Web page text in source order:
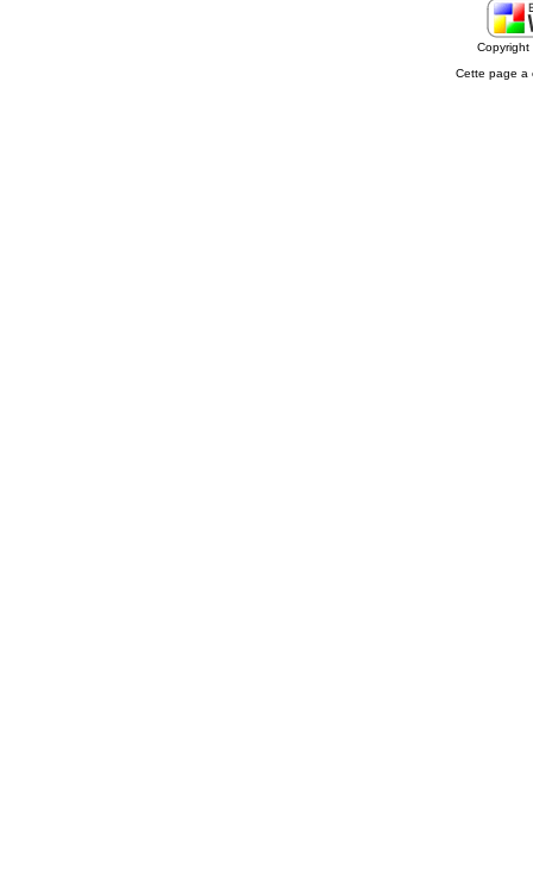
Cette page a